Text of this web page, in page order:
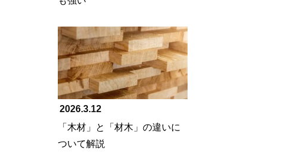
2026.3.12
「木材」と「材木」の違いに
ついて解説